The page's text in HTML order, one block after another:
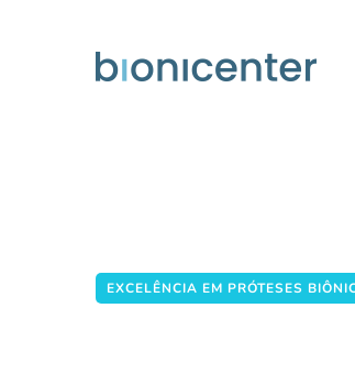
EXCELÊNCIA EM PRÓTESES